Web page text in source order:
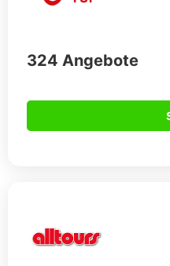
324 Angebote